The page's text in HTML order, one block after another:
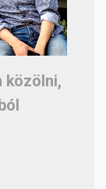
közölni,